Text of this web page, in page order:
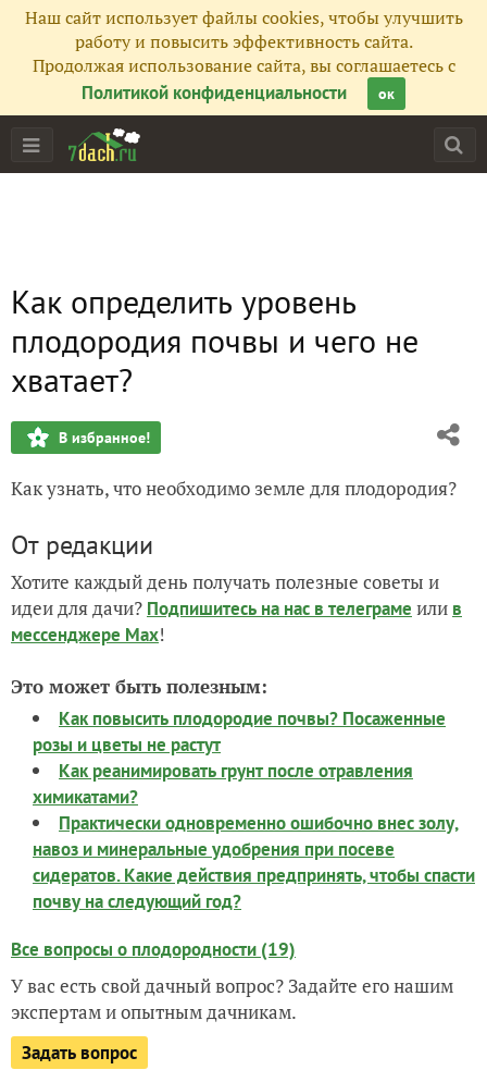
Наш сайт использует файлы cookies, чтобы улучшить
работу и повысить эффективность сайта.
Продолжая использование сайта, вы соглашаетесь с
Политикой конфиденциальности
ок
Как определить уровень
плодородия почвы и чего не
хватает?
В избранное!
Как узнать, что необходимо земле для плодородия?
От редакции
Хотите каждый день получать полезные советы и
идеи для дачи? Подпишитесь на нас в телеграме или в
мессенджере Max!
Это может быть полезным:
Как повысить плодородие почвы? Посаженные
розы и цветы не растут
Как реанимировать грунт после отравления
химикатами?
Практически одновременно ошибочно внес золу,
навоз и минеральные удобрения при посеве
сидератов. Какие действия предпринять, чтобы спасти
почву на следующий год?
Все вопросы о плодородности (19)
У вас есть свой дачный вопрос? Задайте его нашим
экспертам и опытным дачникам.
Задать вопрос